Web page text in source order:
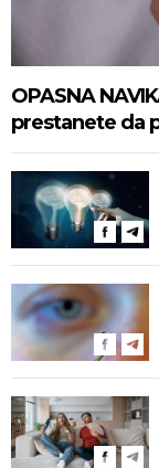
OPASNA
prestanete da